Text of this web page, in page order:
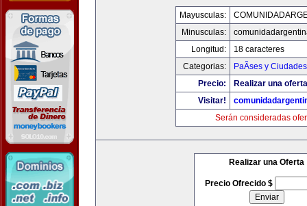
Mayusculas:
Minusculas:
Longitud:
18 caracteres
Categorias:
PaÃ­ses y Ciudades
Precio:
Realizar una
Visitar!
Serán consideradas
Realizar una Oferta
Precio Ofrecido $